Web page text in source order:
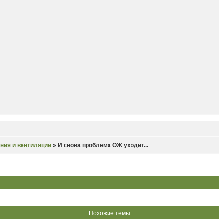
и вентиляции »И снова проблема ОЖ уходит...
Похожие темы